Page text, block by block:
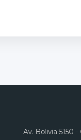
Av. Bolivia 5150